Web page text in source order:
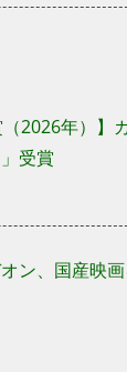
（2026年）
受賞
ン、国産映